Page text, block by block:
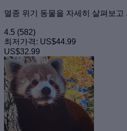
멸종 위기 동물을 자세히 살펴보
4.5 (582)
최저가격: US$44.99
US$32.99